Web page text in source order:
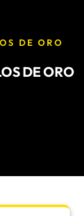
DE ORO
DE ORO